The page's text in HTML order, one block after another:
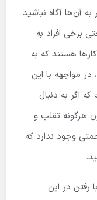
آن‌ها آگاه نباشید
برخی افراد به
هستند که به
در مواجهه با این
اگر به دنبال
هرگونه تقلب و
وجود ندارد که
رفتن در این